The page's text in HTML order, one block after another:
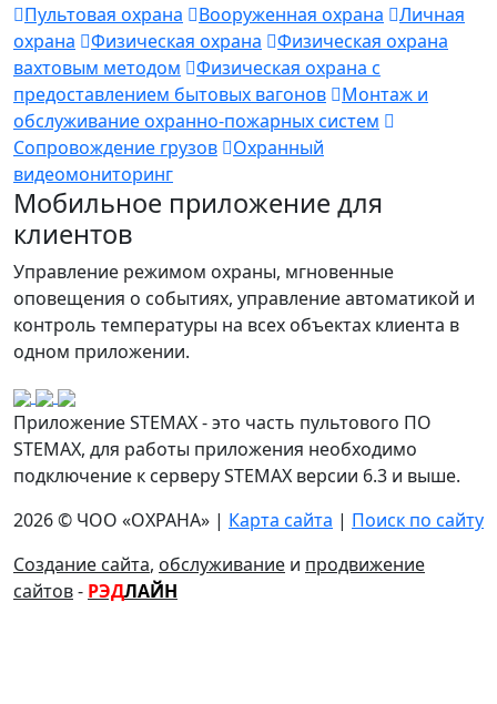
Пультовая охрана Вооруженная охрана
Личная
охрана
Физическая охрана
Физическая охрана
вахтовым методом
Физическая охрана с
предоставлением бытовых вагонов
Монтаж и
обслуживание охранно-пожарных систем
Сопровождение грузов
Охранный
видеомониторинг
Мобильное приложение для
клиентов
Управление режимом охраны, мгновенные
оповещения о событиях, управление автоматикой и
контроль температуры на всех объектах клиента в
одном приложении.
Приложение STEMAX - это часть пультового ПО
STEMAX, для работы приложения необходимо
подключение к серверу STEMAX версии 6.3 и выше.
2026 © ЧОО «ОХРАНА» | Карта сайта | Поиск по сайту
Создание сайта, обслуживание и продвижение
сайтов- РЭДЛАЙН